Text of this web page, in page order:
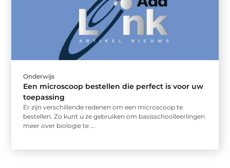
Onderwijs
Een microscoop bestellen die perfect is voor uw
toepassing
Er zijn verschillende redenen om een microscoop te
bestellen. Zo kunt u ze gebruiken om basisschoolleerlingen
meer over biologie te ...